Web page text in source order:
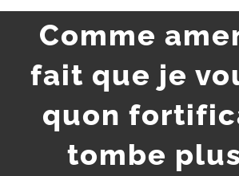
Comme
fait que je
quon
tombe